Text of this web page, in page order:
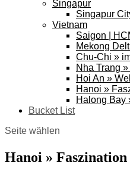
Singapur
Singapur
Vietnam
Saigon |
Mekong
Chu-Chi »
Nha Trang
Hoi An »
Hanoi »
Halong Bay
Bucket List
Seite wählen
Hanoi »